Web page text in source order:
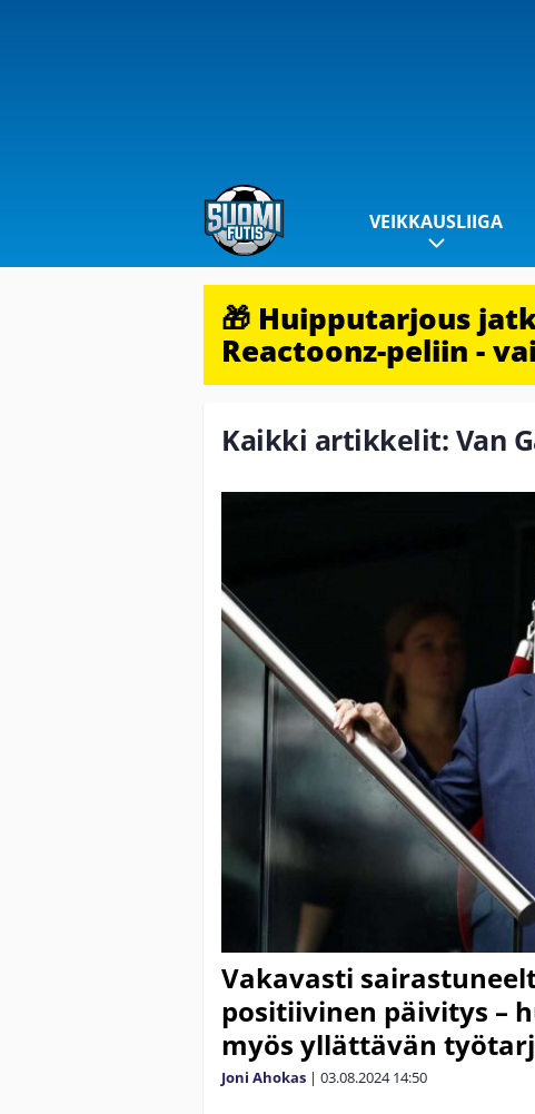
VEIKKAUSLIIGA
🎁 Huipputarjous
Reactoonz-peliin -
Kaikki artikkelit: Van
Vakavasti
positiivinen päivitys –
myös yllättävän
Joni Ahokas | 03.08.2024 14:50